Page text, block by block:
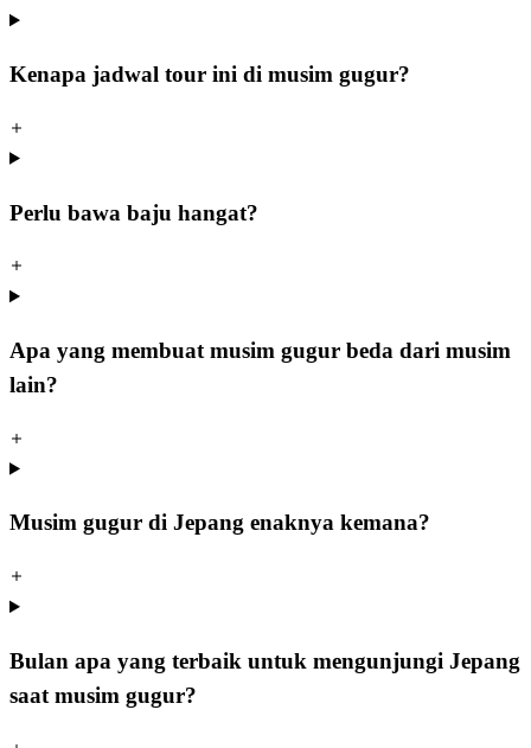
Kenapa jadwal tour ini di musim gugur?
Perlu bawa baju hangat?
Apa yang membuat musim gugur beda dari musim
lain?
Musim gugur di Jepang enaknya kemana?
Bulan apa yang terbaik untuk mengunjungi Jepang
saat musim gugur?